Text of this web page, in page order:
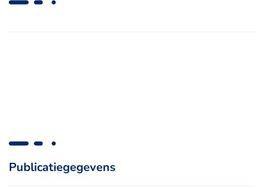
Publicatiegegevens